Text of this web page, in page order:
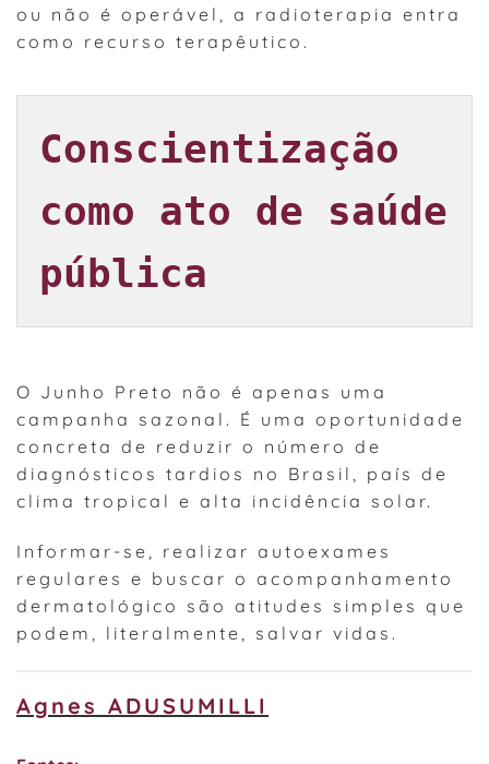
ou não é operável, a radioterapia entra
como recurso terapêutico.
Conscientização
como ato de saúde
pública
O Junho Preto não é apenas uma
campanha sazonal. É uma oportunidade
concreta de reduzir o número de
diagnósticos tardios no Brasil, país de
clima tropical e alta incidência solar.
Informar-se, realizar autoexames
regulares e buscar o acompanhamento
dermatológico são atitudes simples que
podem, literalmente, salvar vidas.
Agnes ADUSUMILLI